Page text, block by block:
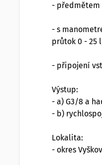
- předmětem
- s
průtok 0 - 25 l
- připojení
Výstup:
- a) G3/8 a
- b)
Lokalita:
- okres Vyškov